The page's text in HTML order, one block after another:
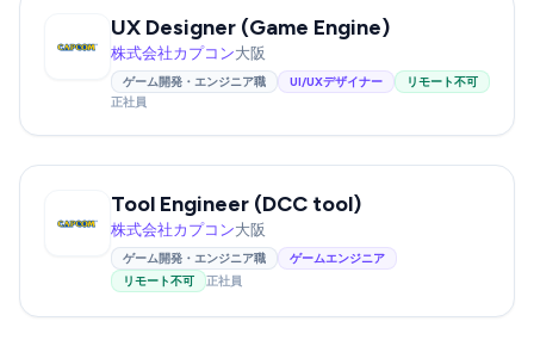
UX Designer (Game Engine)
株式会社カプコン大阪
ゲーム開発・エンジニア職 UI/UXデザイナー
リモート不可
正社員
Tool Engineer (DCC tool)
株式会社カプコン大阪
ゲーム開発・エンジニア職
ゲームエンジニア
リモート不可
正社員